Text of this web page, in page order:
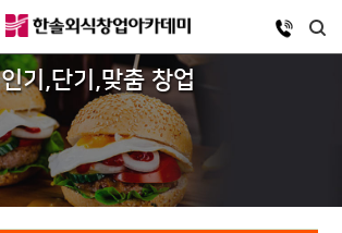
인기,단기,맞춤 창업